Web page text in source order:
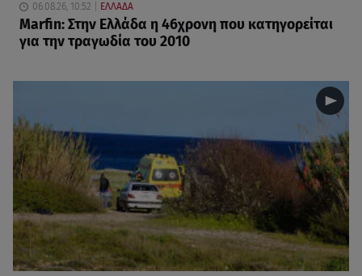
06.08.26, 10:52 ΕΛΛΑΔΑ
Marfin: Στην Ελλάδα η 46χρονη που κατηγορείται
για την τραγωδία του 2010